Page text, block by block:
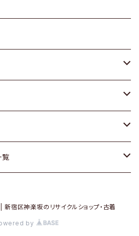
アンティーク
ァニチャー
覧
宿区神楽坂のリサイクルショップ・古着
by